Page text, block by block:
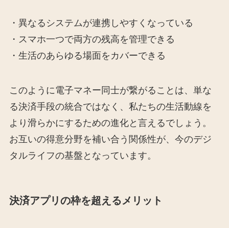
・異なるシステムが連携しやすくなっている
・スマホ一つで両方の残高を管理できる
・生活のあらゆる場面をカバーできる
このように電子マネー同士が繋がることは、単な
る決済手段の統合ではなく、私たちの生活動線を
より滑らかにするための進化と言えるでしょう。
お互いの得意分野を補い合う関係性が、今のデジ
タルライフの基盤となっています。
決済アプリの枠を超えるメリット